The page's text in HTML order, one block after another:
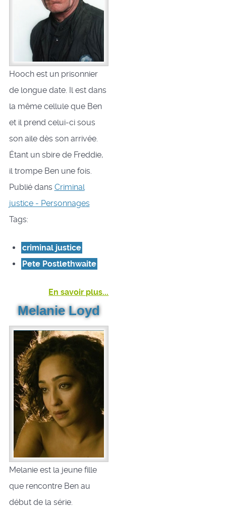
Hooch est un prisonnier
de longue date. Il est dans
la même cellule que Ben
et il prend celui-ci sous
son aile dès son arrivée.
Étant un sbire de Freddie,
il trompe Ben une fois.
Publié dans Criminal
justice - Personnages
Tags:
criminal justice
Pete Postlethwaite
En savoir plus...
Melanie Loyd
Melanie est la jeune fille
que rencontre Ben au
début de la série.